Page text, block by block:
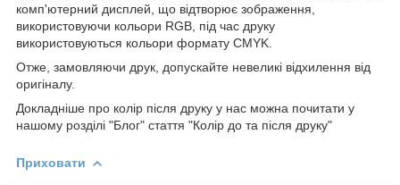
комп'ютерний дисплей, що відтворює зображення,
використовуючи кольори RGB, під час друку
використовуються кольори формату CMYK.
Отже, замовляючи друк, допускайте невеликі відхилення від
оригіналу.
Докладніше про колір після друку у нас можна почитати у
нашому розділі "Блог" стаття "Колір до та після друку"
Приховати